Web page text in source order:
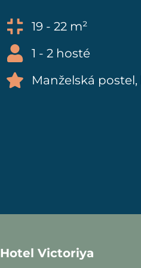
19 - 22 m²
1 - 2 hosté
Manželská
Hotel Victoriya